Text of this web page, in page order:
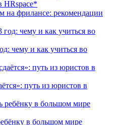
на фрилансе: рекомендации
чему и как учиться во
путь из юристов в
в большом мире